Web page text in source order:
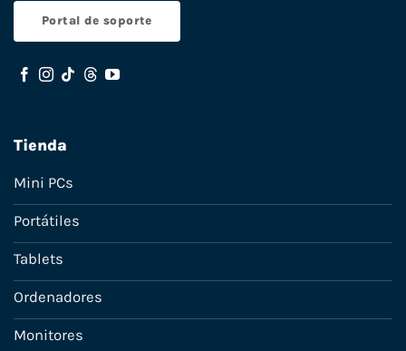
Portal de soporte
Tienda
Mini PCs
Portátiles
Tablets
Ordenadores
Monitores